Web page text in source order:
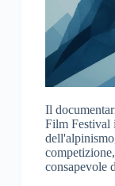
Il
Film Festival
consapevole